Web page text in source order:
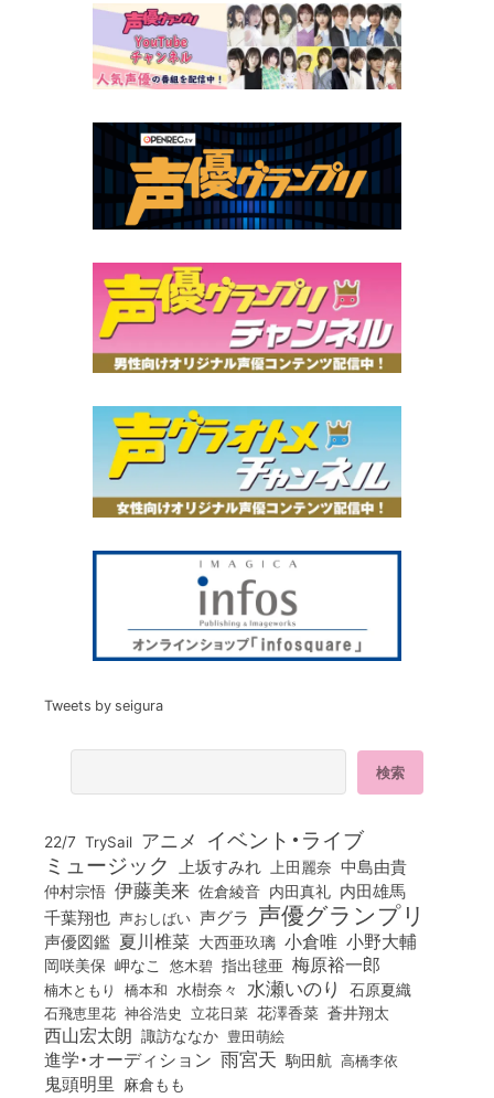
Tweets by seigura
22/7 TrySail アニメ イベント・ライブ
ミュージック 上坂すみれ 上田麗奈 中島由貴
仲村宗悟 伊藤美来 佐倉綾音 内田真礼 内田雄馬
千葉翔也 声おしばい 声グラ 声優グランプリ
声優図鑑 夏川椎菜 大西亜玖璃 小倉唯 小野大輔
岡咲美保 岬なこ 悠木碧 指出毬亜 梅原裕一郎
楠木ともり 橋本和 水樹奈々 水瀬いのり 石原夏織
石飛恵里花 神谷浩史 立花日菜 花澤香菜 蒼井翔太
西山宏太朗 諏訪ななか 豊田萌絵
進学・オーディション 雨宮天 駒田航 高橋李依
鬼頭明里 麻倉もも